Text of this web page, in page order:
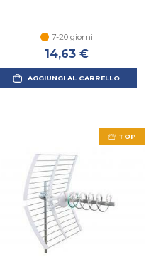
7-20 giorni
14,63 €
AGGIUNGI AL CARRELLO
TOP